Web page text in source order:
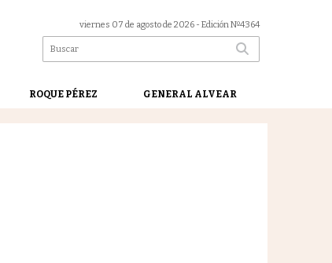
viernes 07 de agosto de 2026 - Edición Nº4364
ROQUE PÉREZ GENERAL ALVEAR